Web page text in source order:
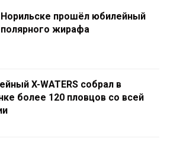
Норильске прошёл юбилейный
жирафа
X-WATERS собрал в
более 120 пловцов со всей